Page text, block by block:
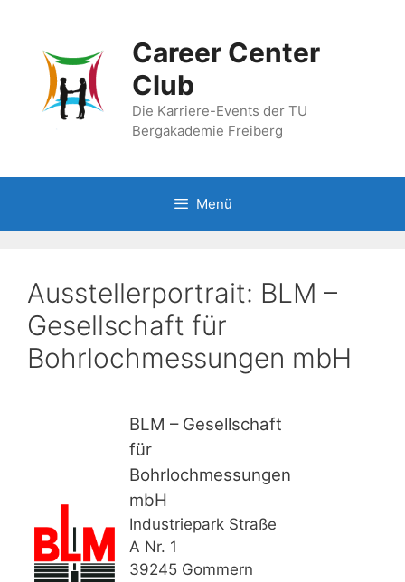
springen
Career Center
Club
Die Karriere-Events der TU
Bergakademie Freiberg
Menü
Ausstellerportrait: BLM –
Gesellschaft für
Bohrlochmessungen mbH
BLM – Gesellschaft
für
Bohrlochmessungen
mbH
Industriepark Straße
A Nr. 1
39245 Gommern